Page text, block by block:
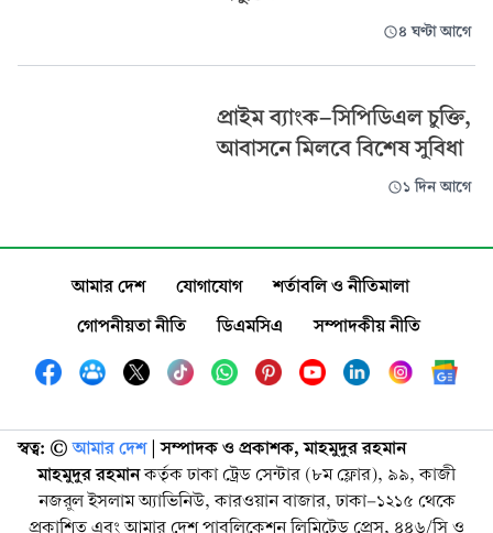
৪ ঘণ্টা আগে
প্রাইম ব্যাংক-সিপিডিএল চুক্তি,
আবাসনে মিলবে বিশেষ সুবিধা
১ দিন আগে
আমার দেশ যোগাযোগ
শর্তাবলি ও নীতিমালা
গোপনীয়তা নীতি
ডিএমসিএ সম্পাদকীয় নীতি
স্বত্ব: ©️ আমার দেশ| সম্পাদক ও প্রকাশক, মাহমুদুর রহমান
মাহমুদুর রহমানকর্তৃক ঢাকা ট্রেড সেন্টার (৮ম ফ্লোর), ৯৯, কাজী
নজরুল ইসলাম অ্যাভিনিউ, কারওয়ান বাজার, ঢাকা-১২১৫ থেকে
প্রকাশিত এবং আমার দেশ পাবলিকেশন লিমিটেড প্রেস, ৪৪৬/সি ও